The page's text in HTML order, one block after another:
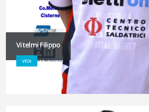
Vitelmi Filippo
VEDI